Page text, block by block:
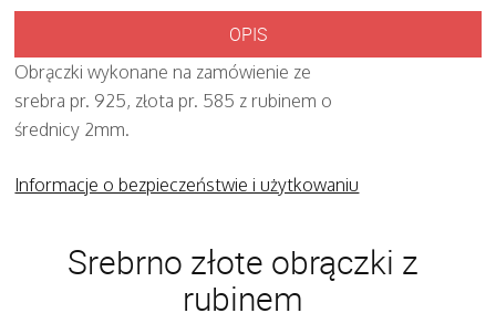
OPIS
Obrączki wykonane na zamówienie ze
srebra pr. 925, złota pr. 585 z rubinem o
średnicy 2mm.
Informacje o bezpieczeństwie i użytkowaniu
Srebrno złote obrączki z
rubinem